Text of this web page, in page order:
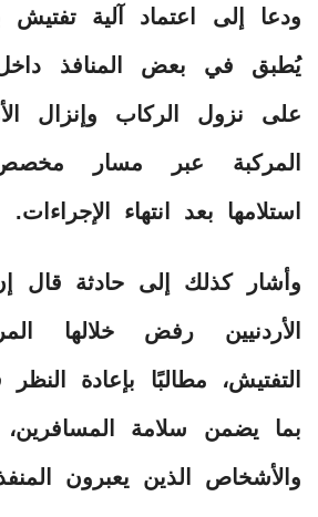
ودعا إلى اعتماد آلية تفتيش
يُطبق في بعض المنافذ داخل
على نزول الركاب وإنزال
المركبة عبر مسار
استلامها بعد انتهاء الإجراءات.
وأشار كذلك إلى حادثة قال
الأردنيين رفض خلالها
التفتيش، مطالبًا بإعادة النظر
بما يضمن سلامة
والأشخاص الذين يعبرون